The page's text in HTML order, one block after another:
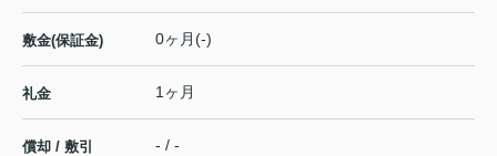
敷金(保証金) 0ヶ月(-)
礼金 1ヶ月
償却 / 敷引 - / -